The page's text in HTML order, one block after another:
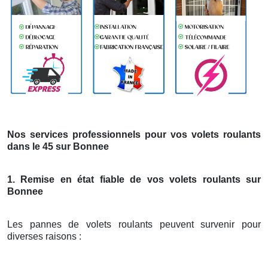
Nos services professionnels pour vos volets roulants
dans le 45 sur Bonnee
1. Remise en état fiable de vos volets roulants sur
Bonnee
Les pannes de volets roulants peuvent survenir pour
diverses raisons :